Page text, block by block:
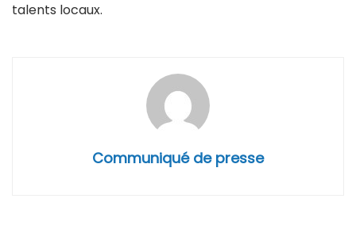
talents locaux.
Communiqué de presse